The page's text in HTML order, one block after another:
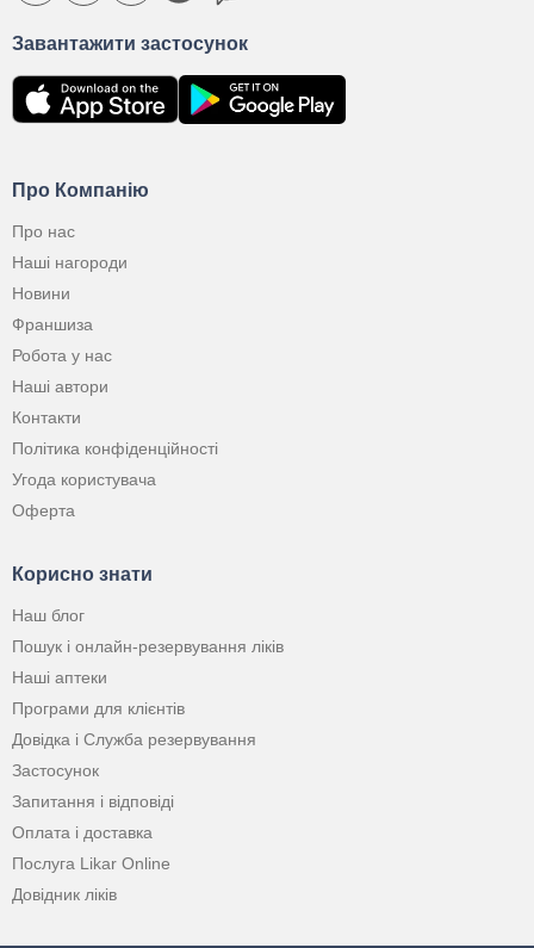
Про Компанію
Про нас
Наші нагороди
Новини
Франшиза
Робота у нас
Наші автори
Контакти
Політика конфіденційності
Угода користувача
Оферта
Корисно знати
Наш блог
Пошук і онлайн-резервування ліків
Наші аптеки
Програми для клієнтів
Довідка і Служба резервування
Застосунок
Запитання і відповіді
Оплата і доставка
Послуга Likar Online
Довідник ліків
Завантажити застосунок